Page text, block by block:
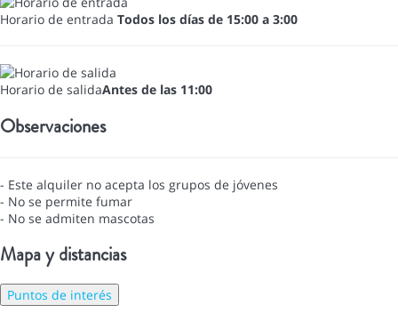
Horario de entrada Todos los días de 15:00 a 3:00
Horario de salidaAntes de las 11:00
Observaciones
- Este alquiler no acepta los grupos de jóvenes
- No se permite fumar
- No se admiten mascotas
Mapa y distancias
Puntos de interés